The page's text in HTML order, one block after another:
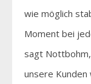
wie möglich
Moment bei
sagt
unsere